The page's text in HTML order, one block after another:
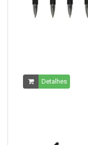
Detalhes